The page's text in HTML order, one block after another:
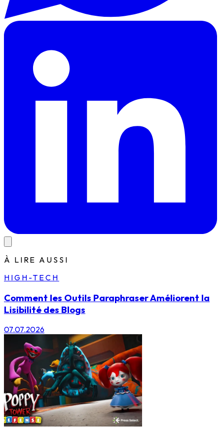
À LIRE AUSSI
HIGH-TECH
Comment les Outils Paraphraser Améliorent la
Lisibilité des Blogs
07.07.2026